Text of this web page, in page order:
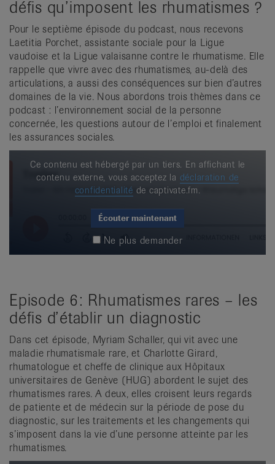
défis qu’imposent les rhumatismes ?
Pour le septième épisode du podcast, nous recevons
Laetitia Porchet, assistante sociale pour la Ligue
vaudoise et la Ligue valaisanne contre le rhumatisme. Elle
rappelle que vivre avec des rhumatismes, au-delà des
articulations, a aussi des conséquences sur bien d’autres
domaines de la vie. Nous abordons trois thèmes dans ce
podcast : l’environnement social de la personne
concernée, les questions autour de l’emploi et finalement
les assurances sociales.
Ce contenu est hébergé par un tiers. En affichant le
contenu externe, vous acceptez la déclaration de
confidentialité de captivate.fm.
Écouter maintenant
Ne plus demander
Episode 6: Rhumatismes rares – les
défis d’établir un diagnostic
Dans cet épisode, Myriam Schaller, qui vit avec une
maladie rhumatismale rare, et Charlotte Girard,
rhumatologue et cheffe de clinique aux Hôpitaux
universitaires de Genève (HUG) abordent le sujet des
rhumatismes rares. A deux, elles croisent leurs regards
de patiente et de médecin sur la période de pose du
diagnostic, sur les traitements et les changements qui
s’imposent dans la vie d’une personne atteinte par les
rhumatismes.